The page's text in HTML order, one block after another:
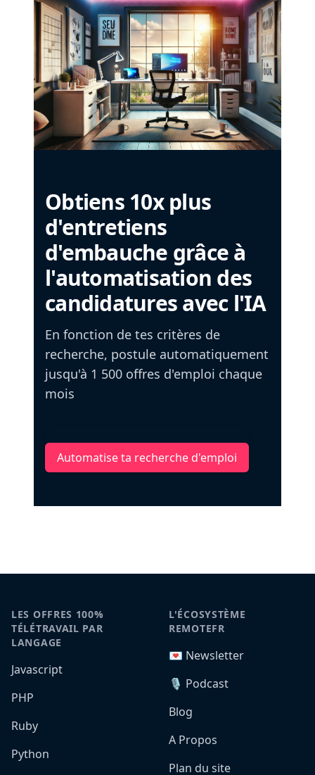
Obtiens 10x plus
d'entretiens
d'embauche grâce à
l'automatisation des
candidatures avec l'IA
En fonction de tes critères de
recherche, postule automatiquement
jusqu'à 1 500 offres d'emploi chaque
mois
Automatise ta recherche d'emploi
LES OFFRES 100%
TÉLÉTRAVAIL PAR
LANGAGE
Javascript
PHP
Ruby
Python
L'ÉCOSYSTÈME
REMOTEFR
💌 Newsletter
🎙️ Podcast
Blog
A Propos
Plan du site